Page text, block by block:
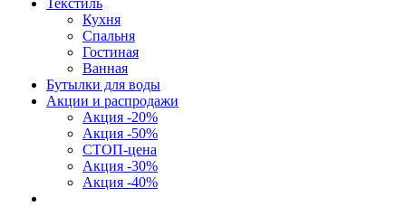
Текстиль
Кухня
Спальня
Гостиная
Ванная
Бутылки для воды
Акции и распродажи
Акция -20%
Акция -50%
СТОП-цена
Акция -30%
Акция -40%